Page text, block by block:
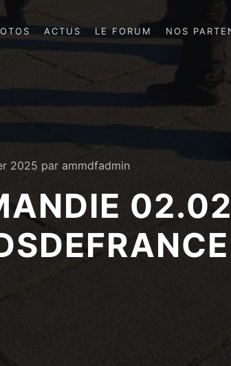
ACTUS LE FORUM NOS
2025 par ammdfadmin